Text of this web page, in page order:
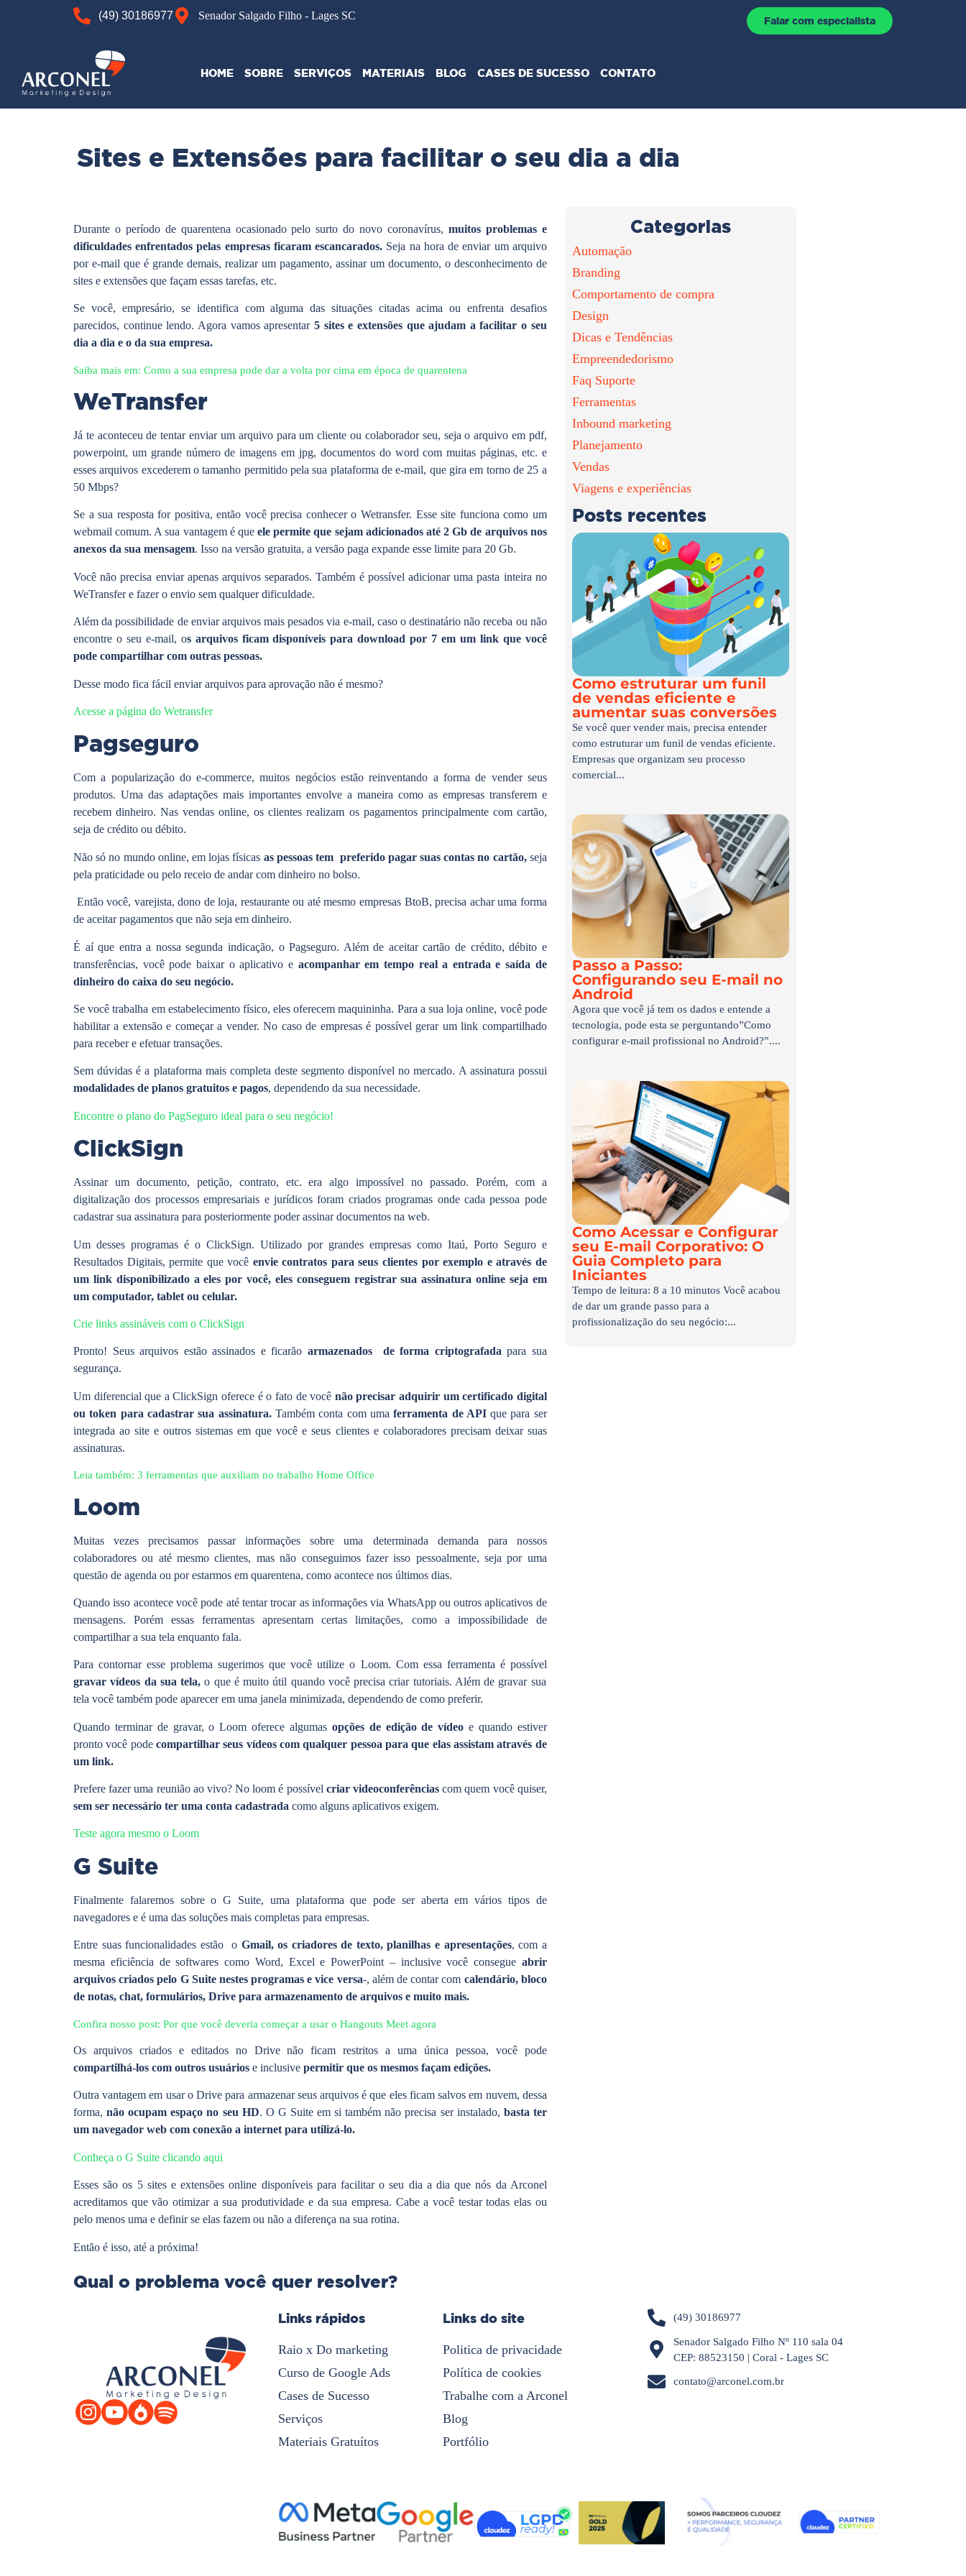
(49) 30186977 Senador Salgado Filho - Lages SC Falar com especialista
HOME SOBRE SERVIÇOS MATERIAIS BLOG CASES DE SUCESSO CONTATO
Sites e Extensões para facilitar o seu dia a dia
Durante o período de quarentena ocasionado pelo surto do novo coronavírus, muitos problemas e
dificuldades enfrentados pelas empresas ficaram escancarados. Seja na hora de enviar um arquivo
por e-mail que é grande demais, realizar um pagamento, assinar um documento, o desconhecimento de
sites e extensões que façam essas tarefas, etc.
Se você, empresário, se identifica com alguma das situações citadas acima ou enfrenta desafios
parecidos, continue lendo. Agora vamos apresentar 5 sites e extensões que ajudam a facilitar o seu
dia a dia e o da sua empresa.
Saiba mais em: Como a sua empresa pode dar a volta por cima em época de quarentena
WeTransfer
Já te aconteceu de tentar enviar um arquivo para um cliente ou colaborador seu, seja o arquivo em pdf,
powerpoint, um grande número de imagens em jpg, documentos do word com muitas páginas, etc. e
esses arquivos excederem o tamanho permitido pela sua plataforma de e-mail, que gira em torno de 25 a
50 Mbps?
Se a sua resposta for positiva, então você precisa conhecer o Wetransfer. Esse site funciona como um
webmail comum. A sua vantagem é queele permite que sejam adicionados até 2 Gb de arquivos nos
anexos da sua mensagem. Isso na versão gratuita, a versão paga expande esse limite para 20 Gb.
Você não precisa enviar apenas arquivos separados. Também é possível adicionar uma pasta inteira no
WeTransfer e fazer o envio sem qualquer dificuldade.
Além da possibilidade de enviar arquivos mais pesados via e-mail, caso o destinatário não receba ou não
encontre o seu e-mail, os arquivos ficam disponíveis para download por 7 em um link que você
pode compartilhar com outras pessoas.
Desse modo fica fácil enviar arquivos para aprovação não é mesmo?
Acesse a página do Wetransfer
Pagseguro
Com a popularização do e-commerce, muitos negócios estão reinventando a forma de vender seus
produtos. Uma das adaptações mais importantes envolve a maneira como as empresas transferem e
recebem dinheiro. Nas vendas online, os clientes realizam os pagamentos principalmente com cartão,
seja de crédito ou débito.
Não só no mundo online, em lojas físicas as pessoas tem preferido pagar suas contas no cartão,seja
pela praticidade ou pelo receio de andar com dinheiro no bolso.
Então você, varejista, dono de loja, restaurante ou até mesmo empresas BtoB, precisa achar uma forma
de aceitar pagamentos que não seja em dinheiro.
É aí que entra a nossa segunda indicação, o Pagseguro. Além de aceitar cartão de crédito, débito e
transferências, você pode baixar o aplicativo e acompanhar em tempo real a entrada e saída de
dinheiro do caixa do seu negócio.
Se você trabalha em estabelecimento físico, eles oferecem maquininha. Para a sua loja online, você pode
habilitar a extensão e começar a vender. No caso de empresas é possível gerar um link compartilhado
para receber e efetuar transações.
Sem dúvidas é a plataforma mais completa deste segmento disponível no mercado. A assinatura possui
modalidades de planos gratuitos e pagos, dependendo da sua necessidade.
Encontre o plano do PagSeguro ideal para o seu negócio!
ClickSign
Assinar um documento, petição, contrato, etc. era algo impossível no passado. Porém, com a
digitalização dos processos empresariais e jurídicos foram criados programas onde cada pessoa pode
cadastrar sua assinatura para posteriormente poder assinar documentos na web.
Um desses programas é o ClickSign. Utilizado por grandes empresas como Itaú, Porto Seguro e
Resultados Digitais, permite que você envie contratos para seus clientes por exemplo e através de
um link disponibilizado a eles por você, eles conseguem registrar sua assinatura online seja em
um computador, tablet ou celular.
Crie links assináveis com o ClickSign
Pronto! Seus arquivos estão assinados e ficarão armazenados de forma criptografada para sua
segurança.
Um diferencial que a ClickSign oferece é o fato de você não precisar adquirir um certificado digital
ou token para cadastrar sua assinatura.Também conta com umaferramenta de APIque para ser
integrada ao site e outros sistemas em que você e seus clientes e colaboradores precisam deixar suas
assinaturas.
Leia também: 3 ferramentas que auxiliam no trabalho Home Office
Loom
Muitas vezes precisamos passar informações sobre uma determinada demanda para nossos
colaboradores ou até mesmo clientes, mas não conseguimos fazer isso pessoalmente, seja por uma
questão de agenda ou por estarmos em quarentena, como acontece nos últimos dias.
Quando isso acontece você pode até tentar trocar as informações via WhatsApp ou outros aplicativos de
mensagens. Porém essas ferramentas apresentam certas limitações, como a impossibilidade de
compartilhar a sua tela enquanto fala.
Para contornar esse problema sugerimos que você utilize o Loom. Com essa ferramenta é possível
gravar vídeos da sua tela,o que é muito útil quando você precisa criar tutoriais. Além de gravar sua
tela você também pode aparecer em uma janela minimizada, dependendo de como preferir.
Quando terminar de gravar, o Loom oferece algumas opções de edição de vídeoe quando estiver
pronto você podecompartilhar seus vídeos com qualquer pessoa para que elas assistam através de
um link.
Prefere fazer uma reunião ao vivo? No loom é possível criar videoconferências com quem você quiser,
sem ser necessário ter uma conta cadastrada como alguns aplicativos exigem.
Teste agora mesmo o Loom
G Suite
Finalmente falaremos sobre o G Suite, uma plataforma que pode ser aberta em vários tipos de
navegadores e é uma das soluções mais completas para empresas.
Entre suas funcionalidades estão o Gmail, os criadores de texto, planilhas e apresentações, com a
mesma eficiência de softwares como Word, Excel e PowerPoint – inclusive você consegue abrir
arquivos criados pelo G Suite nestes programas e vice versa-, além de contar com calendário, bloco
de notas, chat, formulários, Drive para armazenamento de arquivos e muito mais.
Confira nosso post: Por que você deveria começar a usar o Hangouts Meet agora
Os arquivos criados e editados no Drive não ficam restritos a uma única pessoa, você pode
compartilhá-los com outros usuários e inclusive permitir que os mesmos façam edições.
Outra vantagem em usar o Drive para armazenar seus arquivos é que eles ficam salvos em nuvem, dessa
forma,não ocupam espaço no seu HD. O G Suite em si também não precisa ser instalado, basta ter
um navegador web com conexão a internet para utilizá-lo.
Conheça o G Suite clicando aqui
Esses são os 5 sites e extensões online disponíveis para facilitar o seu dia a dia que nós da Arconel
acreditamos que vão otimizar a sua produtividade e da sua empresa. Cabe a você testar todas elas ou
pelo menos uma e definir se elas fazem ou não a diferença na sua rotina.
Então é isso, até a próxima!
Categorias
Automação
Branding
Comportamento de compra
Design
Dicas e Tendências
Empreendedorismo
Faq Suporte
Ferramentas
Inbound marketing
Planejamento
Vendas
Viagens e experiências
Posts recentes
Como estruturar um funil
de vendas eficiente e
aumentar suas conversões
Se você quer vender mais, precisa entender
como estruturar um funil de vendas eficiente.
Empresas que organizam seu processo
comercial...
Passo a Passo:
Configurando seu E-mail no
Android
Agora que você já tem os dados e entende a
tecnologia, pode esta se perguntando”Como
configurar e-mail profissional no Android?”....
Como Acessar e Configurar
seu E-mail Corporativo: O
Guia Completo para
Iniciantes
Tempo de leitura: 8 a 10 minutos Você acabou
de dar um grande passo para a
profissionalização do seu negócio:...
Qual o problema você quer resolver?
Links rápidos
Raio x Do marketing
Curso de Google Ads
Cases de Sucesso
Serviços
Materiais Gratuítos
Links do site
Politica de privacidade
Política de cookies
Trabalhe com a Arconel
Blog
Portfólio
(49) 30186977
Senador Salgado Filho Nº 110 sala 04
CEP: 88523150 | Coral - Lages SC
contato@arconel.com.br